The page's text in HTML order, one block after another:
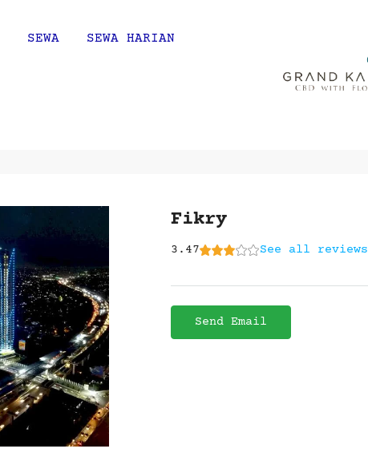
SEWA SEWA HARIAN
Fikry
3.47 See all reviews
Send Email